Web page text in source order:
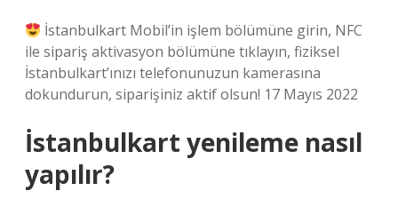
İstanbulkart Mobil’in işlem bölümüne girin, NFC
ile sipariş aktivasyon bölümüne tıklayın, fiziksel
İstanbulkart’ınızı telefonunuzun kamerasına
dokundurun, siparişiniz aktif olsun! 17 Mayıs 2022
İstanbulkart yenileme nasıl
yapılır?